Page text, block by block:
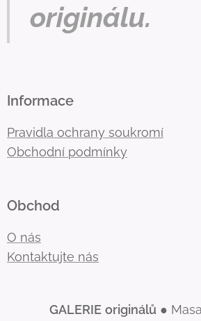
originálu.
Informace
Pravidla ochrany soukromí
Obchodní podmínky
Obchod
O nás
Kontaktujte nás
GALERIE originálů ●